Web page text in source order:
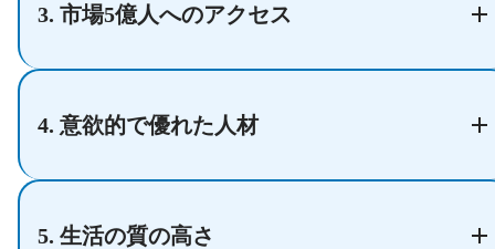
3. 市場5億人へのアクセス
4. 意欲的で優れた人材
5. 生活の質の高さ